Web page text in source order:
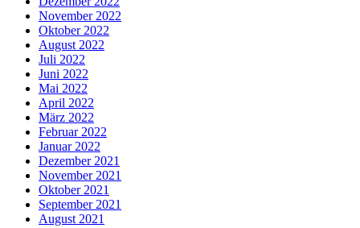
November 2022
Oktober 2022
August 2022
Juli 2022
Juni 2022
Mai 2022
April 2022
März 2022
Februar 2022
Januar 2022
Dezember 2021
November 2021
Oktober 2021
September 2021
August 2021